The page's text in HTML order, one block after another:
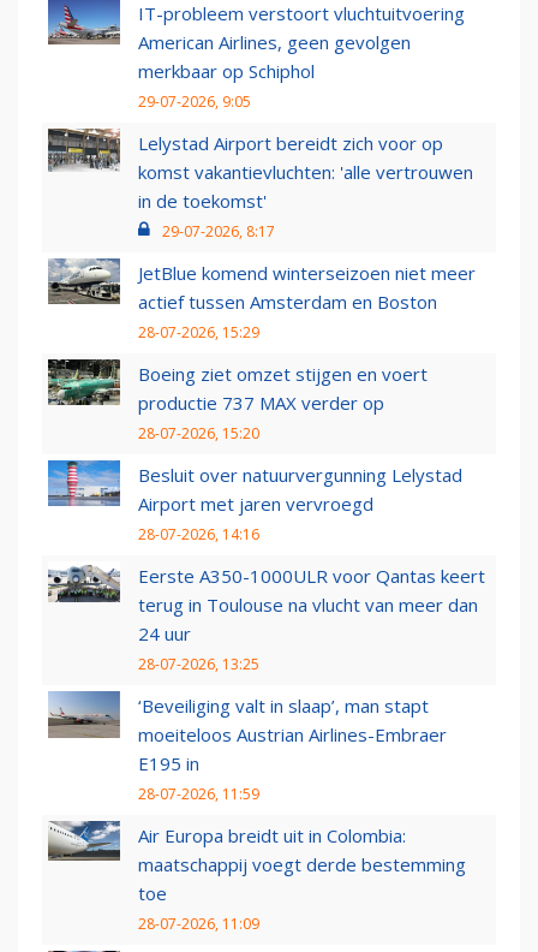
IT-probleem verstoort vluchtuitvoering
American Airlines, geen gevolgen
merkbaar op Schiphol
29-07-2026, 9:05
Lelystad Airport bereidt zich voor op
komst vakantievluchten: 'alle vertrouwen
in de toekomst'
29-07-2026, 8:17
JetBlue komend winterseizoen niet meer
actief tussen Amsterdam en Boston
28-07-2026, 15:29
Boeing ziet omzet stijgen en voert
productie 737 MAX verder op
28-07-2026, 15:20
Besluit over natuurvergunning Lelystad
Airport met jaren vervroegd
28-07-2026, 14:16
Eerste A350-1000ULR voor Qantas keert
terug in Toulouse na vlucht van meer dan
24 uur
28-07-2026, 13:25
‘Beveiliging valt in slaap’, man stapt
moeiteloos Austrian Airlines-Embraer
E195 in
28-07-2026, 11:59
Air Europa breidt uit in Colombia:
maatschappij voegt derde bestemming
toe
28-07-2026, 11:09